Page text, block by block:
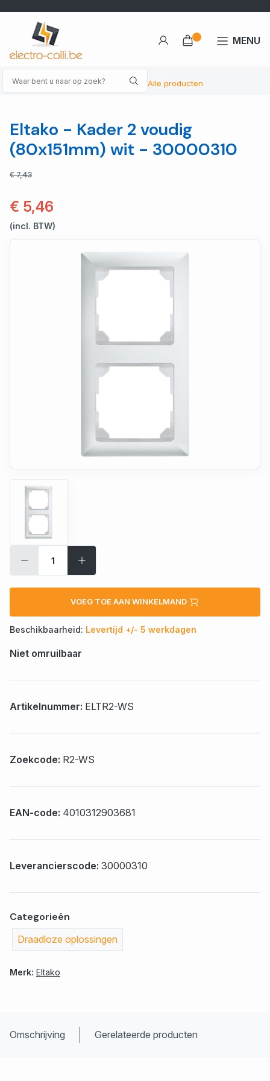
Alle producten
MENU
Eltako - Kader 2 voudig
(80x151mm) wit - 30000310
€ 7,43
€ 5,46
(incl. BTW)
VOEG TOE AAN WINKELMAND
Beschikbaarheid: Levertijd +/- 5 werkdagen
Niet omruilbaar
Artikelnummer: ELTR2-WS
Zoekcode: R2-WS
EAN-code: 4010312903681
Leverancierscode: 30000310
Categorieën
Draadloze oplossingen
Merk: Eltako
Omschrijving Gerelateerde producten